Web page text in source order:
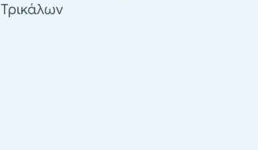
Τρικάλων